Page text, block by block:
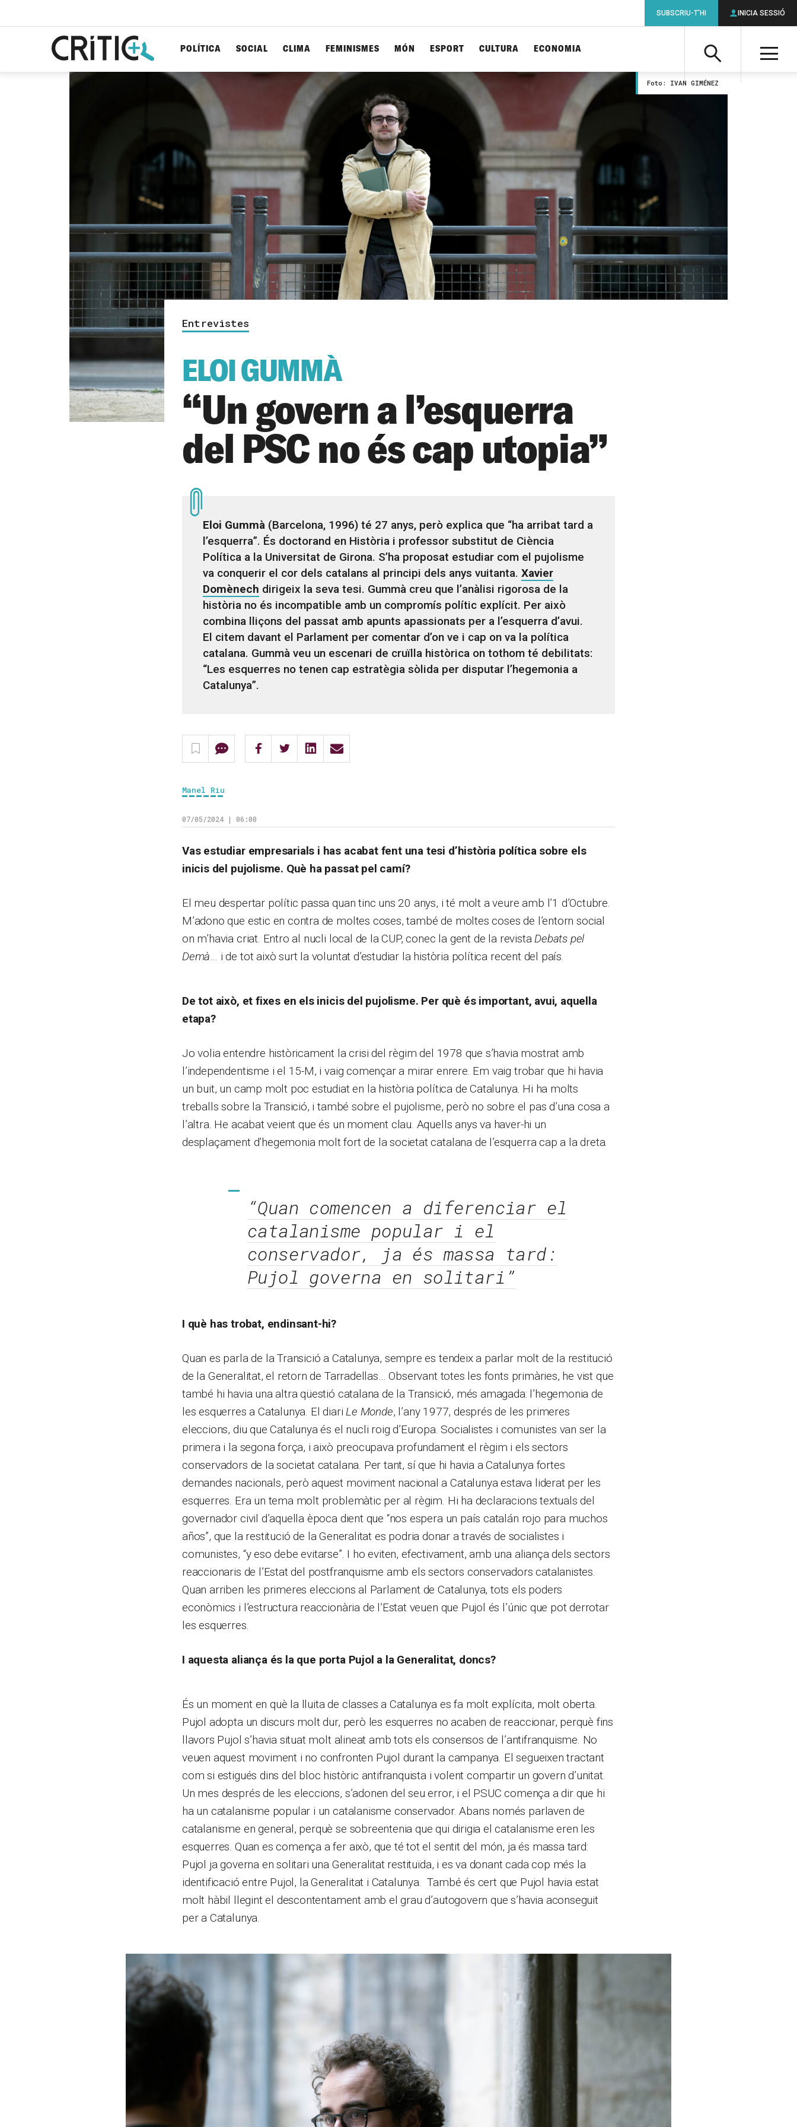
Cerca
Cerca
per...
Cerca
POLÍTICA SOCIAL CLIMA FEMINISMES MÓN ESPORT CULTURA ECONOMIA
SUBSCRIU-T'HI INICIA SESSIÓ
Foto: IVAN GIMÉNEZ
Entrevistes
ELOI GUMMÀ
“Un govern a l’esquerra
del PSC no és cap utopia”
Eloi Gummà (Barcelona, 1996) té 27 anys, però explica que “ha arribat tard a
l’esquerra”. És doctorand en Història i professor substitut de Ciència
Política a la Universitat de Girona. S’ha proposat estudiar com el pujolisme
va conquerir el cor dels catalans al principi dels anys vuitanta. Xavier
Domènech dirigeix la seva tesi. Gummà creu que l’anàlisi rigorosa de la
història no és incompatible amb un compromís polític explícit. Per això
combina lliçons del passat amb apunts apassionats per a l’esquerra d’avui.
El citem davant el Parlament per comentar d’on ve i cap on va la política
catalana. Gummà veu un escenari de cruïlla històrica on tothom té debilitats:
“Les esquerres no tenen cap estratègia sòlida per disputar l’hegemonia a
Catalunya”.
Manel Riu
07/05/2024 | 06:00
Vas estudiar empresarials i has acabat fent una tesi d’història política sobre els
inicis del pujolisme. Què ha passat pel camí?
El meu despertar polític passa quan tinc uns 20 anys, i té molt a veure amb l’1 d’Octubre.
M’adono que estic en contra de moltes coses, també de moltes coses de l’entorn social
on m’havia criat. Entro al nucli local de la CUP, conec la gent de la revistaDebats pel
Demà… i de tot això surt la voluntat d’estudiar la història política recent del país.
De tot això, et fixes en els inicis del pujolisme. Per què és important, avui, aquella
etapa?
Jo volia entendre històricament la crisi del règim del 1978 que s’havia mostrat amb
l’independentisme i el 15-M, i vaig començar a mirar enrere. Em vaig trobar que hi havia
un buit, un camp molt poc estudiat en la història política de Catalunya. Hi ha molts
treballs sobre la Transició, i també sobre el pujolisme, però no sobre el pas d’una cosa a
l’altra. He acabat veient que és un moment clau. Aquells anys va haver-hi un
desplaçament d’hegemonia molt fort de la societat catalana de l’esquerra cap a la dreta.
“Quan comencen a diferenciar el
catalanisme popular i el
conservador, ja és massa tard:
Pujol governa en solitari”
I què has trobat, endinsant-hi?
Quan es parla de la Transició a Catalunya, sempre es tendeix a parlar molt de la restitució
de la Generalitat, el retorn de Tarradellas… Observant totes les fonts primàries, he vist que
també hi havia una altra qüestió catalana de la Transició, més amagada: l’hegemonia de
les esquerres a Catalunya. El diariLe Monde, l’any 1977, després de les primeres
eleccions, diu que Catalunya és el nucli roig d’Europa. Socialistes i comunistes van ser la
primera i la segona força, i això preocupava profundament el règim i els sectors
conservadors de la societat catalana. Per tant, sí que hi havia a Catalunya fortes
demandes nacionals, però aquest moviment nacional a Catalunya estava liderat per les
esquerres. Era un tema molt problemàtic per al règim. Hi ha declaracions textuals del
governador civil d’aquella època dient que “nos espera un país catalán rojo para muchos
años”, que la restitució de la Generalitat es podria donar a través de socialistes i
comunistes, “y eso debe evitarse”. I ho eviten, efectivament, amb una aliança dels sectors
reaccionaris de l’Estat del postfranquisme amb els sectors conservadors catalanistes.
Quan arriben les primeres eleccions al Parlament de Catalunya, tots els poders
econòmics i l’estructura reaccionària de l’Estat veuen que Pujol és l’únic que pot derrotar
les esquerres.
I aquesta aliança és la que porta Pujol a la Generalitat, doncs?
És un moment en què la lluita de classes a Catalunya es fa molt explícita, molt oberta.
Pujol adopta un discurs molt dur, però les esquerres no acaben de reaccionar, perquè fins
llavors Pujol s’havia situat molt alineat amb tots els consensos de l’antifranquisme. No
veuen aquest moviment i no confronten Pujol durant la campanya. El segueixen tractant
com si estigués dins del bloc històric antifranquista i volent compartir un govern d’unitat.
Un mes després de les eleccions, s’adonen del seu error, i el PSUC comença a dir que hi
ha un catalanisme popular i un catalanisme conservador. Abans només parlaven de
catalanisme en general, perquè se sobreentenia que qui dirigia el catalanisme eren les
esquerres. Quan es comença a fer això, que té tot el sentit del món, ja és massa tard:
Pujol ja governa en solitari una Generalitat restituïda, i es va donant cada cop més la
identificació entre Pujol, la Generalitat i Catalunya. També és cert que Pujol havia estat
molt hàbil llegint el descontentament amb el grau d’autogovern que s’havia aconseguit
per a Catalunya.